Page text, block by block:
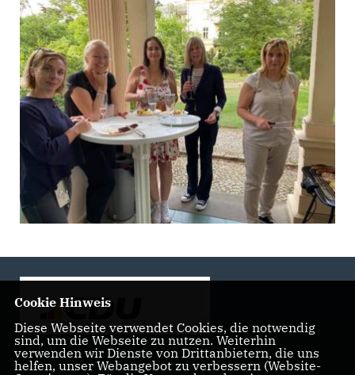
Landtagsabgeordnete der CDU Fraktion im Landtag
Cookie Hinweis
Diese Webseite verwendet Cookies, die notwendig
sind, um die Webseite zu nutzen. Weiterhin
verwenden wir Dienste von Drittanbietern, die uns
helfen, unser Webangebot zu verbessern (Website-